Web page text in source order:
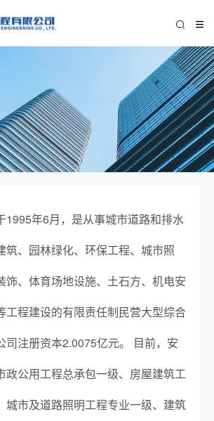
1995年6月，是从事城市道路和排水
筑、园林绿化、环保工程、城市照
饰、体育场地设施、土石方、机电安
工程建设的有限责任制民营大型综合
司注册资本2.0075亿元。 目前，安
政公用工程总承包一级、房屋建筑工
城市及道路照明工程专业一级、建筑